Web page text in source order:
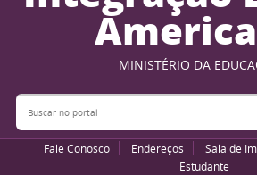
MINISTÉRIO DA
Buscar no portal
Fale Conosco Endereços Sala de
Estudante